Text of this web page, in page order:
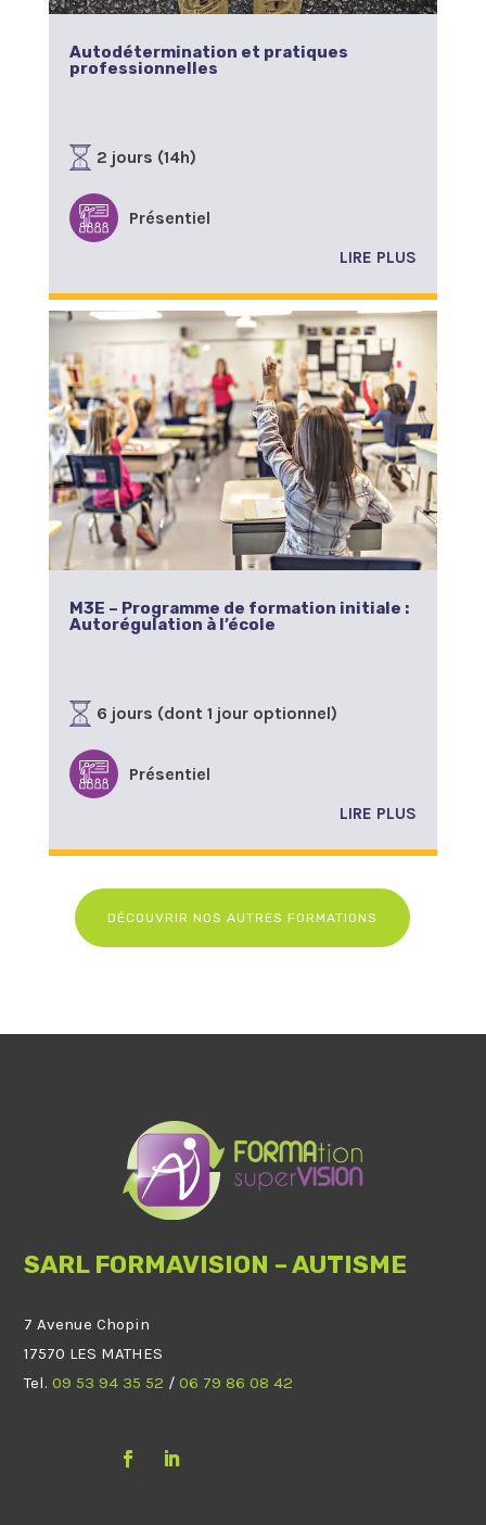
Autodétermination et pratiques
professionnelles
2 jours (14h)
Présentiel
LIRE PLUS
M3E – Programme de formation initiale :
Autorégulation à l’école
6 jours (dont 1 jour optionnel)
Présentiel
LIRE PLUS
DÉCOUVRIR NOS AUTRES FORMATIONS
SARL FORMAVISION – AUTISME
7 Avenue Chopin
17570 LES MATHES
Tel.09 53 94 35 52 /06 79 86 08 42